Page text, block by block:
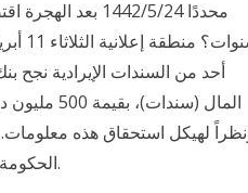
أحد من السندات الإيرادية نجح
المال
الحكومة ببيعها خلال المزاد، كما يقيس معدل الطلب على السندات خلال المزاد.